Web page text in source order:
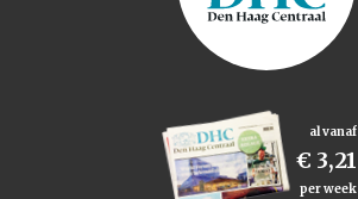
al vanaf
€ 3,21
per week